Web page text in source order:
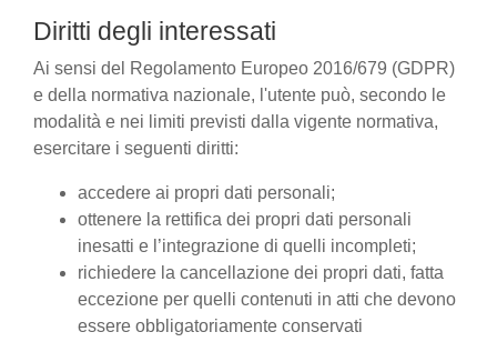
Diritti degli interessati
Ai sensi del Regolamento Europeo 2016/679 (GDPR)
e della normativa nazionale, l'utente può, secondo le
modalità e nei limiti previsti dalla vigente normativa,
esercitare i seguenti diritti:
accedere ai propri dati personali;
ottenere la rettifica dei propri dati personali
inesatti e l’integrazione di quelli incompleti;
richiedere la cancellazione dei propri dati, fatta
eccezione per quelli contenuti in atti che devono
essere obbligatoriamente conservati